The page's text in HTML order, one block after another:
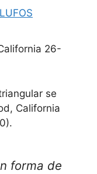
LUFOS
26-
se
California
forma de